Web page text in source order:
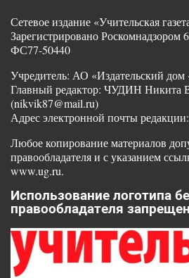
Сетевое издание «Учительская
Зарегистрировано Роскомнадзором
ФС77-50440
Учредитель: АО «Издательский дом
Главный редактор: ЧУДИН Никита
(nikvik87@mail.ru)
Адрес электронной почты
Любое копирование материалов
правообладателя и с указанием
www.ug.ru.
Использование логотипа
правообладателя